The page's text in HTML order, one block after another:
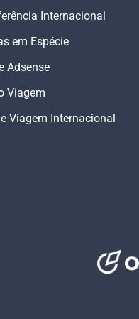
Internacional
em Espécie
Adsense
Viagem
Viagem Internacional